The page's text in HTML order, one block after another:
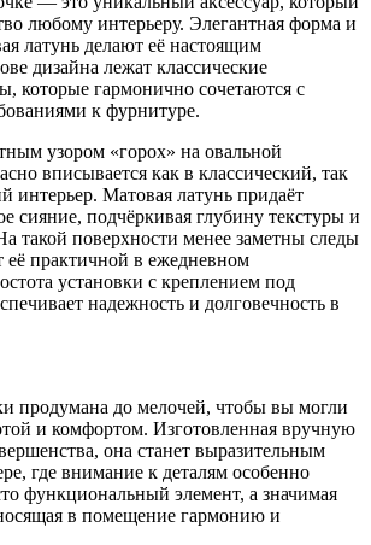
любому интерьеру. Элегантная форма и
латунь делают её настоящим
дизайна лежат классические
которые гармонично сочетаются с
к фурнитуре.
узором «горох» на овальной
вписывается как в классический, так
интерьер. Матовая латунь придаёт
сияние, подчёркивая глубину текстуры и
такой поверхности менее заметны следы
её практичной в ежедневном
установки с креплением под
надежность и долговечность в
продумана до мелочей, чтобы вы могли
и комфортом. Изготовленная вручную
она станет выразительным
где внимание к деталям особенно
функциональный элемент, а значимая
в помещение гармонию и